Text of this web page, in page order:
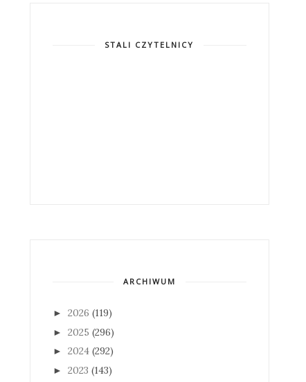
STALI CZYTELNICY
ARCHIWUM
► 2026 (119)
► 2025 (296)
► 2024 (292)
► 2023 (143)